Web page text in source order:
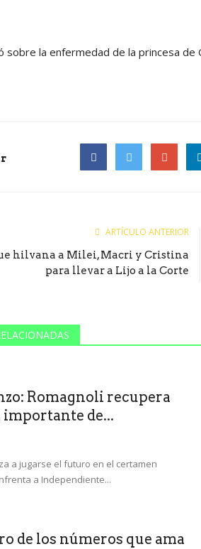
sobre la enfermedad de la princesa de
ARTÍCULO ANTERIOR
hilvana a Milei, Macri y Cristina
para llevar a Lijo a la Corte
Romagnoli recupera
importante de...
a jugarse el futuro en el certamen
a Independiente...
de los números que ama